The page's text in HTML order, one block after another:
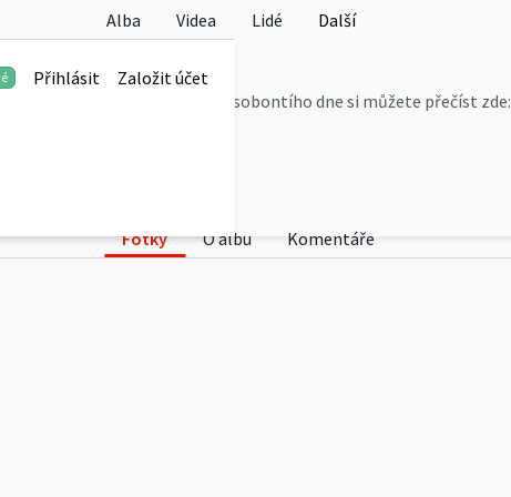
Alba Videa Lidé Další
Přihlásit Založit účet
v Bohnicích. Reportáž ze sobontího dne si můžete přečíst zde:
Fotky
O albu
Komentáře